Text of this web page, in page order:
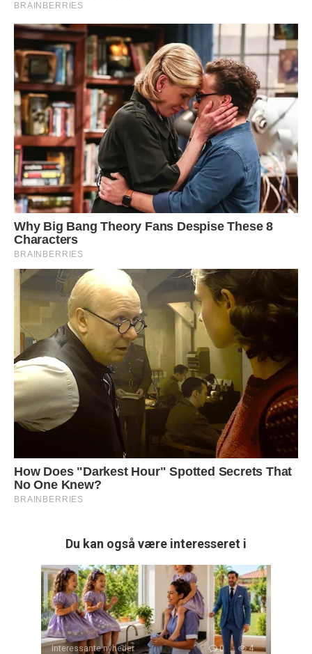
Du kan også være interesseret i
Interessante nyheder 0 4